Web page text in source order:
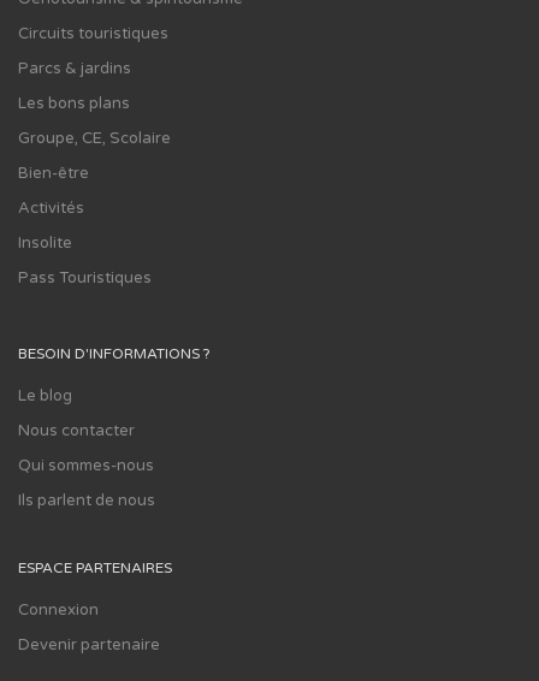
Circuits touristiques
Parcs & jardins
Les bons plans
Groupe, CE, Scolaire
Bien-être
Activités
Insolite
Pass Touristiques
BESOIN D'INFORMATIONS ?
Le blog
Nous contacter
Qui sommes-nous
Ils parlent de nous
ESPACE PARTENAIRES
Connexion
Devenir partenaire